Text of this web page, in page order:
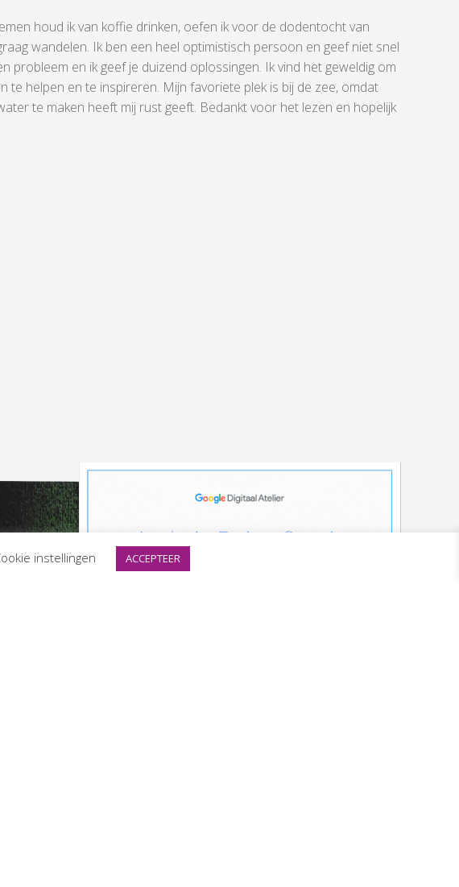
houd ik van koffie drinken, oefen ik voor de dodentocht van
wandelen. Ik ben een heel optimistisch persoon en geef niet snel
probleem en ik geef je duizend oplossingen. Ik vind het geweldig om
te helpen en te inspireren. Mijn favoriete plek is bij de zee, omdat
te maken heeft mij rust geeft. Bedankt voor het lezen en hopelijk
instellingen ACCEPTEER